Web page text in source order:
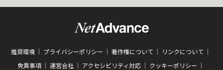
推奨環境 プライバシーポリシー 著作権について
リンクについて
免責事項
運営会社 アクセシビリティ対応
クッキーポリシー